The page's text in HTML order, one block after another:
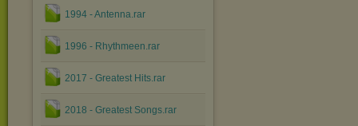
1994 - Antenna.rar
1996 - Rhythmeen.rar
2017 - Greatest Hits.rar
2018 - Greatest Songs.rar